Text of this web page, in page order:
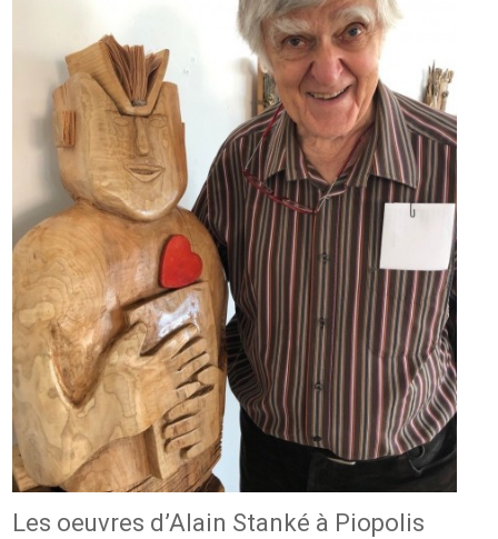
Les oeuvres d’Alain Stanké à Piopolis